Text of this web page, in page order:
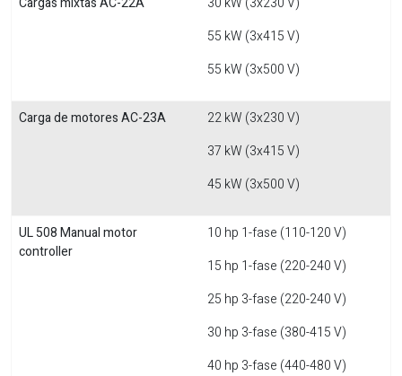
55 kW (3x415 V)
55 kW (3x500 V)
Carga de motores AC-23A
22 kW (3x230 V)
37 kW (3x415 V)
45 kW (3x500 V)
UL 508 Manual motor
controller
10 hp 1-fase (110-120 V)
15 hp 1-fase (220-240 V)
25 hp 3-fase (220-240 V)
30 hp 3-fase (380-415 V)
40 hp 3-fase (440-480 V)